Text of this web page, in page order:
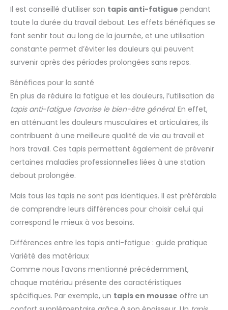
Il est conseillé d’utiliser son tapis anti-fatigue pendant
toute la durée du travail debout. Les effets bénéfiques se
font sentir tout au long de la journée, et une utilisation
constante permet d’éviter les douleurs qui peuvent
survenir après des périodes prolongées sans repos.
Bénéfices pour la santé
En plus de réduire la fatigue et les douleurs, l’utilisation de
tapis anti-fatigue favorise le bien-être général. En effet,
en atténuant les douleurs musculaires et articulaires, ils
contribuent à une meilleure qualité de vie au travail et
hors travail. Ces tapis permettent également de prévenir
certaines maladies professionnelles liées à une station
debout prolongée.
Mais tous les tapis ne sont pas identiques. Il est préférable
de comprendre leurs différences pour choisir celui qui
correspond le mieux à vos besoins.
Différences entre les tapis anti-fatigue : guide pratique
Variété des matériaux
Comme nous l’avons mentionné précédemment,
chaque matériau présente des caractéristiques
spécifiques. Par exemple, un tapis en mousse offre un